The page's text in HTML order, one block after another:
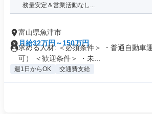
務量安定＆営業活動なし...
富山県魚津市
月給32万円～150万円
求める人材: ＜必須条件＞ ・普通自動車
可） ＜歓迎条件＞ ・未...
週1日からOK 交通費支給